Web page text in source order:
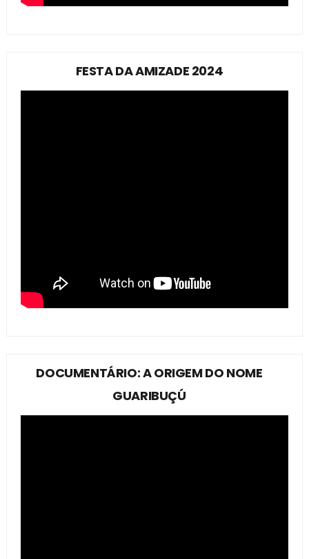
FESTA DA AMIZADE 2024
DOCUMENTÁRIO: A ORIGEM DO NOME
GUARIBUÇÚ